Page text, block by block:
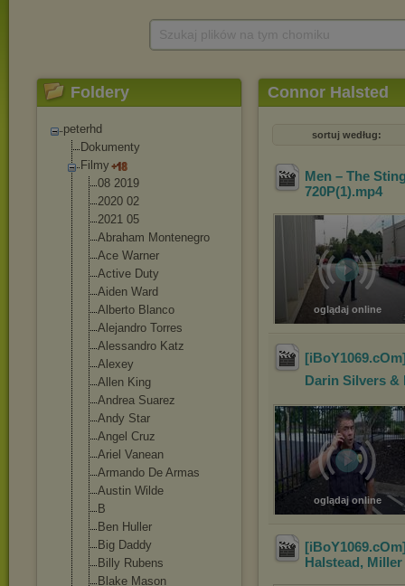
Foldery
peterhd
Dokumenty
Filmy
08 2019
2020 02
2021 05
Abraham Montenegro
Ace Warner
Active Duty
Aiden Ward
Alberto Blanco
Alejandro Torres
Alessandro Katz
Alexey
Allen King
Andrea Suarez
Andy Star
Angel Cruz
Ariel Vanean
Armando De Armas
Austin Wilde
B
Ben Huller
Big Daddy
Billy Rubens
Blake Mason
Connor Halsted
sortuj według:
Men – The
720P(1).mp4
oglądaj online
Darin Silvers &
oglądaj online
Halstead,